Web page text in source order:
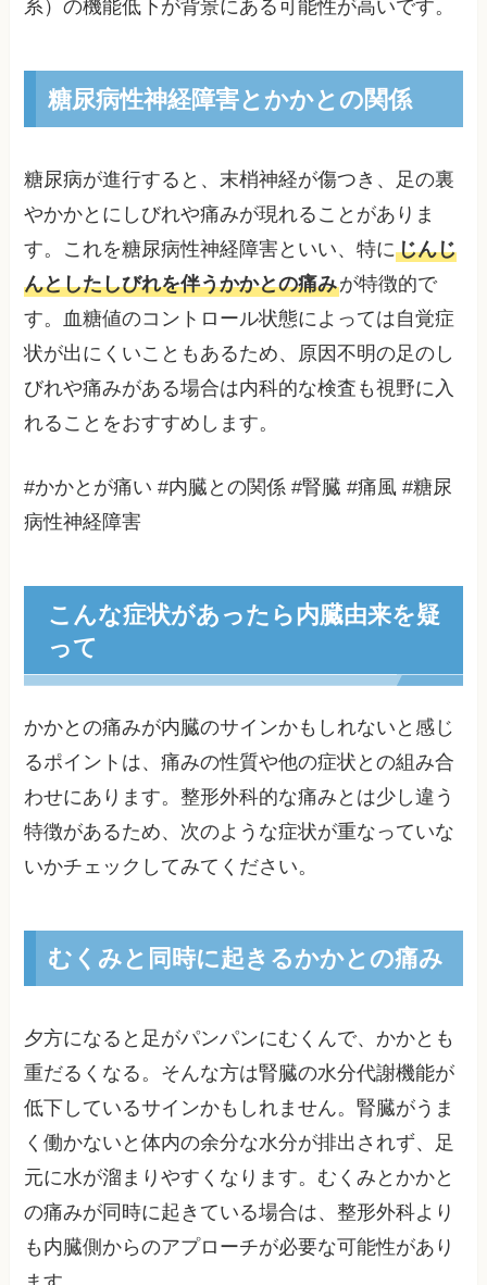
系）の機能低下が背景にある可能性が高いです。
糖尿病性神経障害とかかとの関係
糖尿病が進行すると、末梢神経が傷つき、足の裏
やかかとにしびれや痛みが現れることがありま
す。これを糖尿病性神経障害といい、特にじんじ
んとしたしびれを伴うかかとの痛みが特徴的で
す。血糖値のコントロール状態によっては自覚症
状が出にくいこともあるため、原因不明の足のし
びれや痛みがある場合は内科的な検査も視野に入
れることをおすすめします。
#かかとが痛い #内臓との関係 #腎臓 #痛風 #糖尿
病性神経障害
こんな症状があったら内臓由来を疑
って
かかとの痛みが内臓のサインかもしれないと感じ
るポイントは、痛みの性質や他の症状との組み合
わせにあります。整形外科的な痛みとは少し違う
特徴があるため、次のような症状が重なっていな
いかチェックしてみてください。
むくみと同時に起きるかかとの痛み
夕方になると足がパンパンにむくんで、かかとも
重だるくなる。そんな方は腎臓の水分代謝機能が
低下しているサインかもしれません。腎臓がうま
く働かないと体内の余分な水分が排出されず、足
元に水が溜まりやすくなります。むくみとかかと
の痛みが同時に起きている場合は、整形外科より
も内臓側からのアプローチが必要な可能性があり